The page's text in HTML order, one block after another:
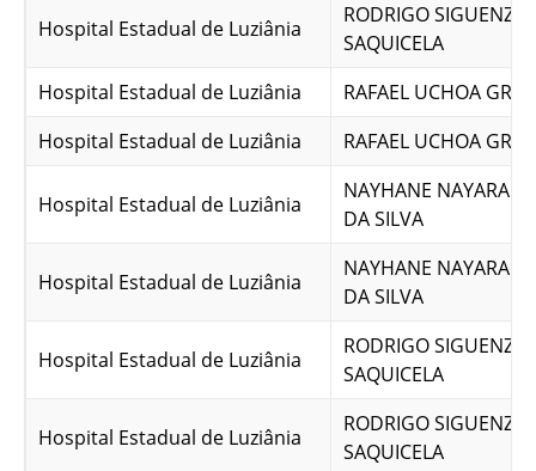
Hospital Estadual de Luziânia
RODRIGO SIGUENZA
SAQUICELA
Hospital Estadual de Luziânia
RAFAEL UCHOA
Hospital Estadual de Luziânia
RAFAEL UCHOA
Hospital Estadual de Luziânia
NAYHANE NAYARA
DA SILVA
Hospital Estadual de Luziânia
NAYHANE NAYARA
DA SILVA
Hospital Estadual de Luziânia
RODRIGO SIGUENZA
SAQUICELA
Hospital Estadual de Luziânia
RODRIGO SIGUENZA
SAQUICELA